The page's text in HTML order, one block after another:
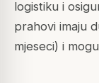
logistiku i
prahovi imaju
mjeseci) i